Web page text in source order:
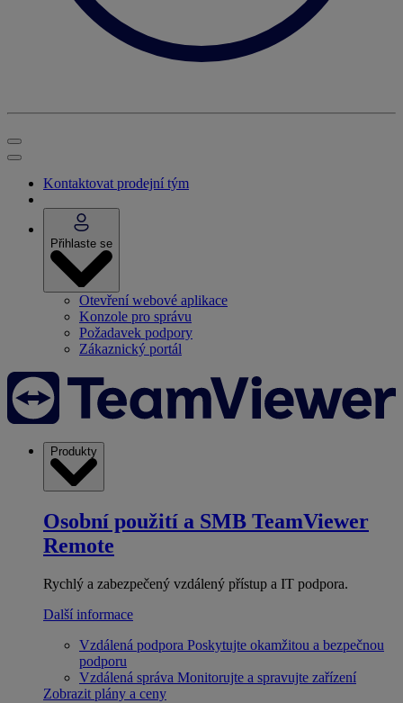
Kontaktovat prodejní tým
Přihlaste se
Otevření webové aplikace
Konzole pro správu
Požadavek podpory
Zákaznický portál
Produkty
Osobní použití a SMB TeamViewer
Remote
Rychlý a zabezpečený vzdálený přístup a IT podpora.
Další informace
Vzdálená podpora Poskytujte okamžitou a bezpečnou
podporu
Vzdálená správa Monitorujte a spravujte zařízení
Zobrazit plány a ceny